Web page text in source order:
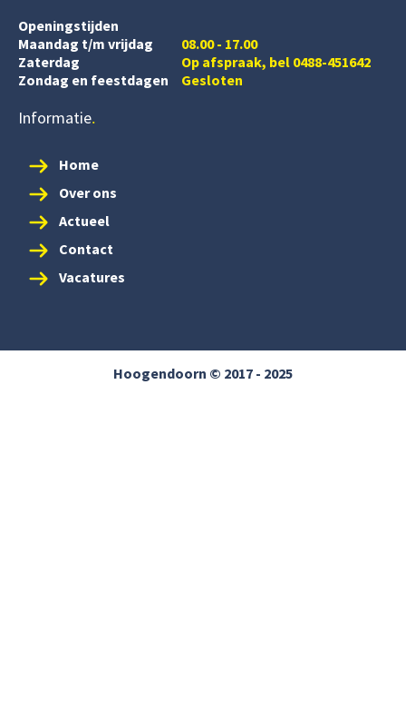
Openingstijden
Maandag t/m vrijdag
08.00 - 17.00
Zaterdag
Op afspraak, bel 0488-451642
Zondag en feestdagen
Gesloten
Informatie
Home
Over ons
Actueel
Contact
Vacatures
Hoogendoorn © 2017 - 2025